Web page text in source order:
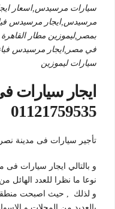
سيارات مرسيدس,اسعار
مرسيدس,ايجار مرسيدس
بمصر,ليموزين مطار
في مصر,ايجار مرسيدس
سيارات ليموزين
ايجار سيارات
01121759535
تأجير سيارات فى مدينة نصر
نوعا ما نظرا للعدد
و لذلك , حيث اصبحت منطقة